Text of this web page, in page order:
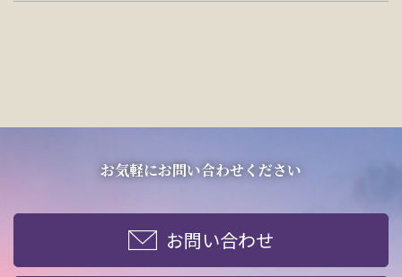
お気軽にお問い合わせください
お問い合わせ